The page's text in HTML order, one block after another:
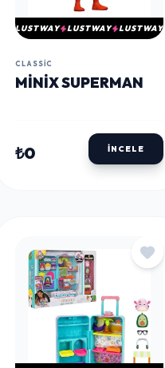
LUSTWAY LUSTWAY LUSTWAY
CLASSIC
MINIX SUPERMAN
₺0 İNCELE